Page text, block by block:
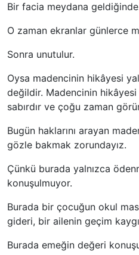
Bir facia meydana
O zaman ekranlar günlerce
Sonra unutulur.
Oysa madencinin hikâyesi
değildir. Madencinin hikâyesi
sabırdır ve çoğu zaman
Bugün haklarını arayan
gözle bakmak zorundayız.
Çünkü burada yalnızca
konuşulmuyor.
Burada bir çocuğun okul
gideri, bir ailenin geçim
Burada emeğin değeri